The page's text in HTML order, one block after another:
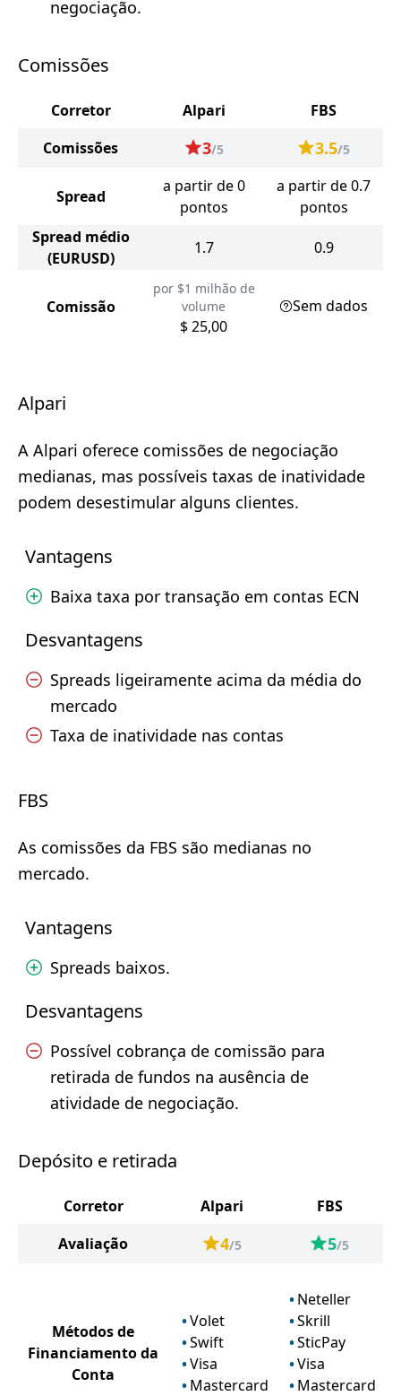
negociação.
Comissões
Corretor Alpari
FBS
Comissões
3/5 3.5/5
Spread
a partir de 0
pontos
a partir de 0.7
pontos
Spread médio
(EURUSD)
1.7 0.9
Comissão
por $1 milhão de
volume
$ 25,00
Sem dados
Alpari
A Alpari oferece comissões de negociação
medianas, mas possíveis taxas de inatividade
podem desestimular alguns clientes.
Vantagens
Baixa taxa por transação em contas ECN
Desvantagens
Spreads ligeiramente acima da média do
mercado
Taxa de inatividade nas contas
FBS
As comissões da FBS são medianas no
mercado.
Vantagens
Spreads baixos.
Desvantagens
Possível cobrança de comissão para
retirada de fundos na ausência de
atividade de negociação.
Depósito e retirada
Corretor Alpari
FBS
Avaliação
4/5 5/5
Métodos de
Financiamento da
Conta
Volet
Swift
Visa
Mastercard
Neteller
Skrill
SticPay
Visa
Mastercard